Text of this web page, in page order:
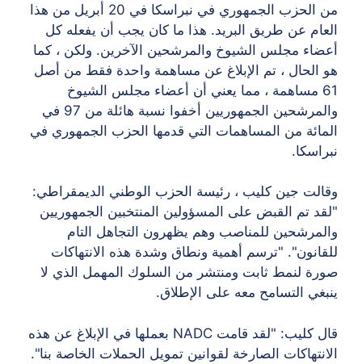
من الحزب الجمهوري في نبراسكا في 20 أبريل من هذا
العام عن طريق البريد. هذا ما كان يجب أن يفعله كل
أعضاء مجلس الشيوخ والمرشحين الآخرين. ولكن ، كما
هو الحال ، تم الإبلاغ عن مساهمة واحدة فقط من أصل
61 مساهمة ، مما يعني أن أعضاء مجلس الشيوخ
والمرشحين الجمهوريين أخفوا نسبة هائلة من 97 في
المائة من المساهمات التي قدمها الحزب الجمهوري في
نبراسكا.
وقالت جين كليب ، رئيسة الحزب الوطني الديمقراطي:
"لقد تم القبض على المسؤولين المنتخبين الجمهوريين
والمرشحين للمناصب وهم يظهرون التجاهل التام
للقانون". "ترسم أهمية ونطاق وشدة هذه الانتهاكات
صورة لنمط ثابت ومنتشر من السلوك المهمل الذي لا
ينبغي التسامح معه على الإطلاق.
قال كليب: "لقد قامت NADC بعملها في الإبلاغ عن هذه
الانتهاكات الصارخة لقوانين تمويل الحملات الخاصة بنا".